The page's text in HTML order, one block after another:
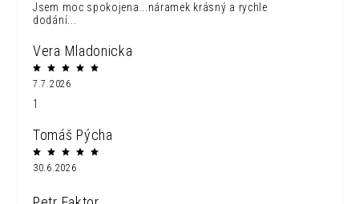
Jsem moc spokojena...náramek krásný a rychle
dodání...
Vera Mladonicka
7.7.2026
1
Tomáš Pýcha
30.6.2026